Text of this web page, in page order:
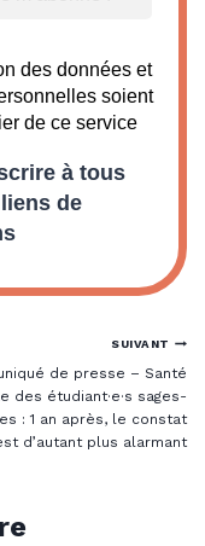
des données et
soient
de ce service
à tous
de
SUIVANT
de presse – Santé
des étudiant·e·s sages-
: 1 an après, le constat
d’autant plus alarmant